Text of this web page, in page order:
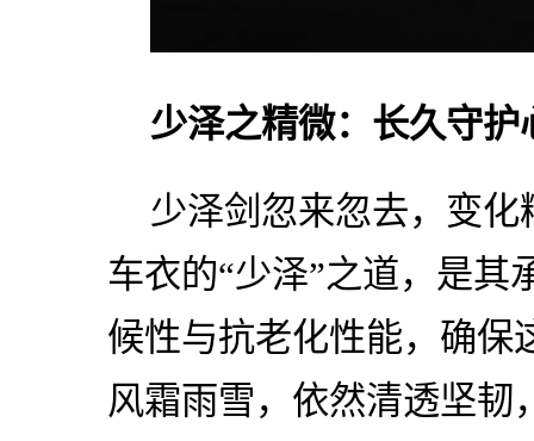
少泽之精微：长久守护
少泽剑忽来忽去，变
车衣的“少泽”之道，是其
候性与抗老化性能，确保
风霜雨雪，依然清透坚韧